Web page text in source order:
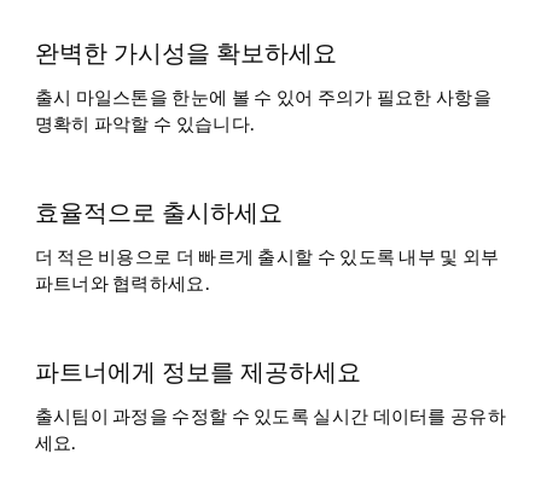
완벽한 가시성을 확보하세요
출시 마일스톤을 한눈에 볼 수 있어 주의가 필요한 사항을
명확히 파악할 수 있습니다.
효율적으로 출시하세요
더 적은 비용으로 더 빠르게 출시할 수 있도록 내부 및 외부
파트너와 협력하세요.
파트너에게 정보를 제공하세요
출시팀이 과정을 수정할 수 있도록 실시간 데이터를 공유하
세요.